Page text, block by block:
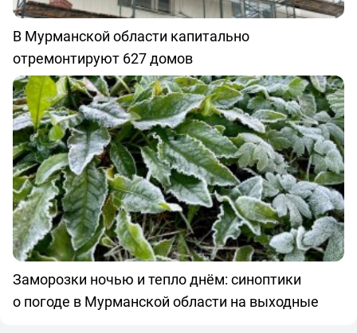
В Мурманской области капитально
отремонтируют 627 домов
Заморозки ночью и тепло днём: синоптики
о погоде в Мурманской области на выходные